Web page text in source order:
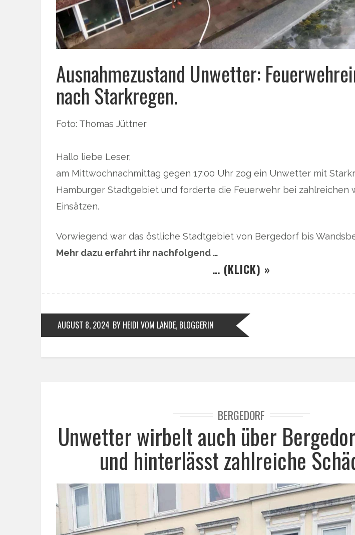
Ausnahmezustand Unwetter:
nach Starkregen.
Foto: Thomas Jüttner
Hallo liebe Leser,
am Mittwochnachmittag gegen 17:00 Uhr zog ein Unwetter mit
Hamburger Stadtgebiet und forderte die Feuerwehr bei zahlreichen
Einsätzen.
Vorwiegend war das östliche Stadtgebiet von Bergedorf bis
Mehr dazu erfahrt ihr nachfolgend …
… (KLICK) »
AUGUST 8, 2024 BY HEIDI VOM LANDE, BLOGGERIN
BERGEDORF
Unwetter wirbelt auch über
und hinterlässt zahlreiche